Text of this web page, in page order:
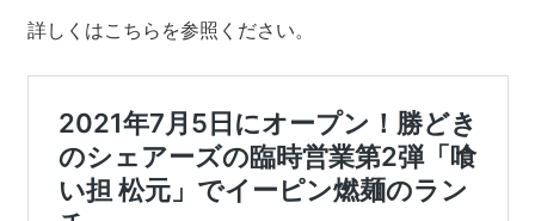
詳しくはこちらを参照ください。